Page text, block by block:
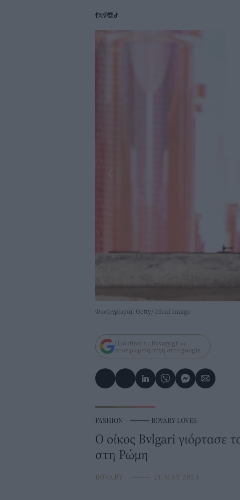
Φωτογραφία: Getty/ Ideal Image
Πρόσθεσε το Bovary.gr ως
προτιμώμενη πηγή στην google
FASHION ⸻ BOVARY LOVES
Ο οίκος Bvlgari γιόρτασε
στη Ρώμη
BOVARY ⸻ 21 MAY 2024